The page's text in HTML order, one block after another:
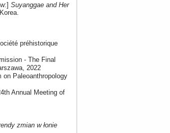
Suyanggae and Her
préhistorique
- The Final
2022
on Paleoanthropology
Annual Meeting of
zmian w łonie